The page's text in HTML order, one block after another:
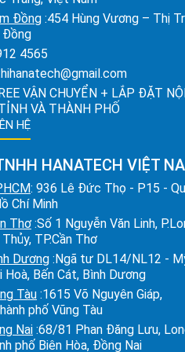
Đồng :454 Hùng Vương – Thị
Đồng
4565
VẬN CHUYỂN + LẮP ĐẶT
VÀ THÀNH PHỐ
HỆ
HANATECH VIỆT
: 936 Lê Đức Thọ - P15 -
Chí Minh
Thơ :Số 1 Nguyễn Văn Linh,
TP.Cần Thơ
Dương :Ngã tư DL14/NL12 -
Bến Cát, Bình Dương
Tàu :1615 Võ Nguyên Giáp,
phố Vũng Tàu
Nai :68/81 Phan Đăng Lưu,
phố Biên Hòa, Đồng Nai